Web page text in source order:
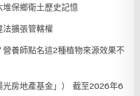
保鄉衛土歷史記憶
法擴張管轄權
養師點名這2種植物來源效果不
房地產基金」） 截至2026年6